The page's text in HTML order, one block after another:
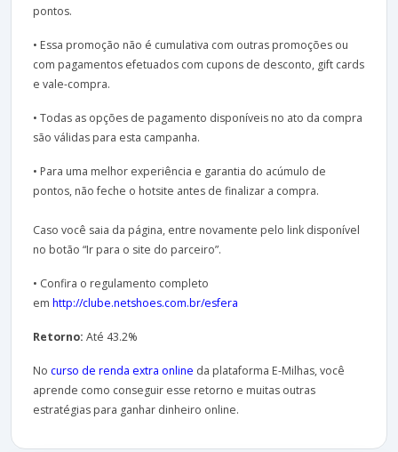
pontos.
• Essa promoção não é cumulativa com outras promoções ou
com pagamentos efetuados com cupons de desconto, gift cards
e vale-compra.
• Todas as opções de pagamento disponíveis no ato da compra
são válidas para esta campanha.
• Para uma melhor experiência e garantia do acúmulo de
pontos, não feche o hotsite antes de finalizar a compra.
Caso você saia da página, entre novamente pelo link disponível
no botão “Ir para o site do parceiro”.
• Confira o regulamento completo
em http://clube.netshoes.com.br/esfera
Retorno: Até 43.2%
No curso de renda extra online da plataforma E-Milhas, você
aprende como conseguir esse retorno e muitas outras
estratégias para ganhar dinheiro online.